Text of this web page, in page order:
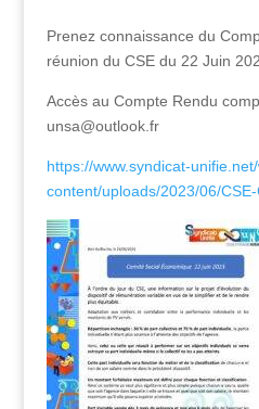
Prenez connaissance du
réunion du CSE du 22 Juin
Accès au Compte Rendu
unsa@outlook.fr
https://www.syndicat-
content/uploads/2023/06/